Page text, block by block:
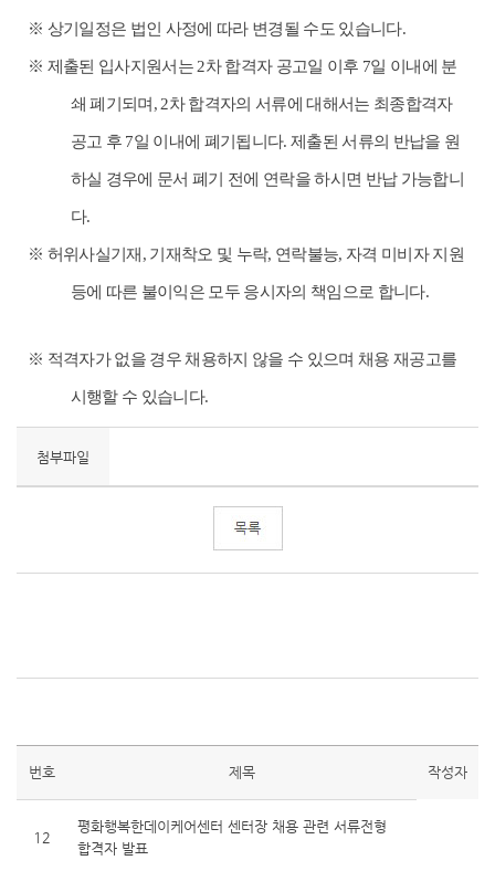
※ 상기일정은 법인 사정에 따라 변경될 수도 있습니다.
※ 제출된 입사지원서는 2차 합격자 공고일 이후 7일 이내에 분
쇄 폐기되며 , 2차 합격자의 서류에 대해서는 최종합격자
공고 후 7일 이내에 폐기됩니다.제출된 서류의 반납을 원
하실 경우에 문서 폐기 전에 연락을 하시면 반납 가능합니
다.
※ 허위사실기재 , 기재착오 및 누락, 연락불능, 자격 미비자 지원
등에 따른 불이익은 모두 응시자의 책임으로 합니다.
※ 적격자가 없을 경우 채용하지 않을 수 있으며 채용 재공고를
시행할 수 있습니다.
첨부파일
번호 제목 작성자
12
평화행복한데이케어센터 센터장 채용 관련 서류전형
합격자 발표